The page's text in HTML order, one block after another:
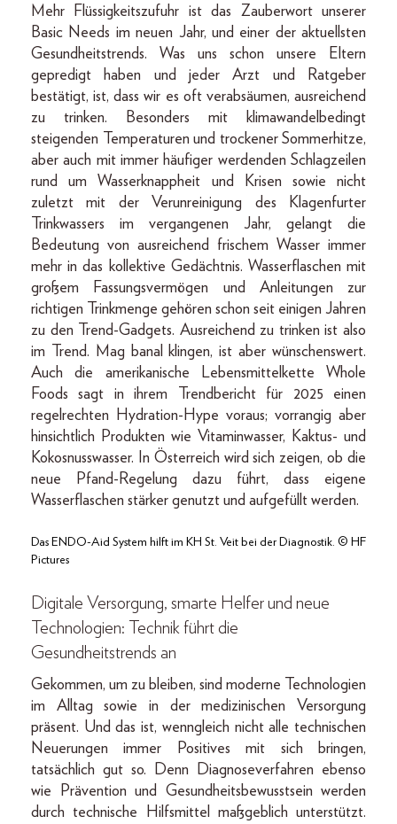
Mehr Flüssigkeitszufuhr ist das Zauberwort unserer
Basic Needs im neuen Jahr, und einer der aktuellsten
Gesundheitstrends. Was uns schon unsere Eltern
gepredigt haben und jeder Arzt und Ratgeber
bestätigt, ist, dass wir es oft verabsäumen, ausreichend
zu trinken. Besonders mit klimawandelbedingt
steigenden Temperaturen und trockener Sommerhitze,
aber auch mit immer häufiger werdenden Schlagzeilen
rund um Wasserknappheit und Krisen sowie nicht
zuletzt mit der Verunreinigung des Klagenfurter
Trinkwassers im vergangenen Jahr, gelangt die
Bedeutung von ausreichend frischem Wasser immer
mehr in das kollektive Gedächtnis. Wasserflaschen mit
großem Fassungsvermögen und Anleitungen zur
richtigen Trinkmenge gehören schon seit einigen Jahren
zu den Trend-Gadgets. Ausreichend zu trinken ist also
im Trend. Mag banal klingen, ist aber wünschenswert.
Auch die amerikanische Lebensmittelkette Whole
Foods sagt in ihrem Trendbericht für 2025 einen
regelrechten Hydration-Hype voraus; vorrangig aber
hinsichtlich Produkten wie Vitaminwasser, Kaktus- und
Kokosnusswasser. In Österreich wird sich zeigen, ob die
neue Pfand-Regelung dazu führt, dass eigene
Wasserflaschen stärker genutzt und aufgefüllt werden.
Das ENDO-Aid System hilft im KH St. Veit bei der Diagnostik. © HF
Pictures
Digitale Versorgung, smarte Helfer und neue
Technologien: Technik führt die
Gesundheitstrends an
Gekommen, um zu bleiben, sind moderne Technologien
im Alltag sowie in der medizinischen Versorgung
präsent. Und das ist, wenngleich nicht alle technischen
Neuerungen immer Positives mit sich bringen,
tatsächlich gut so. Denn Diagnoseverfahren ebenso
wie Prävention und Gesundheitsbewusstsein werden
durch technische Hilfsmittel maßgeblich unterstützt.